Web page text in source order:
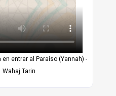
en entrar al Paraíso (Yannah) -
Wahaj Tarin